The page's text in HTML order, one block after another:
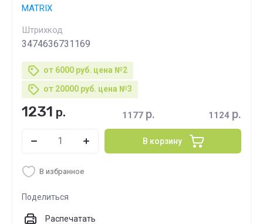
MATRIX
Штрихкод
3474636731169
от 6000 руб. цена №2
от 20000 руб. цена №3
1231 р. 1177 р. 1124 р.
В корзину
В избранное
Поделиться
Распечатать